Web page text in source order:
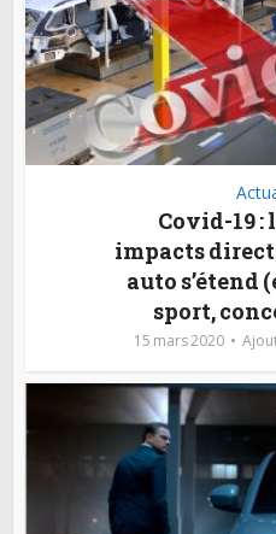
Covid-19 :
impacts
auto s’étend
sport,
15 mars 2020